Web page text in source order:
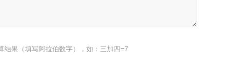
结果（填写阿拉伯数字），如：三加四=7